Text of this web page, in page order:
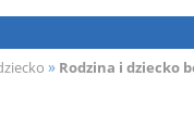
» Rodzina i dziecko